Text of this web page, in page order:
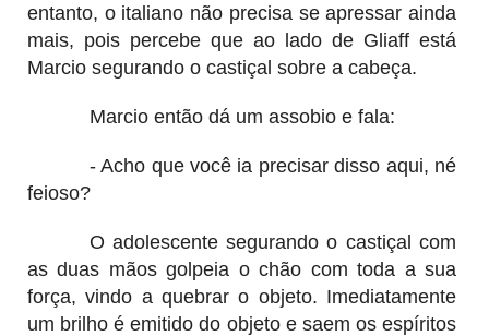
entanto, o italiano não precisa se apressar ainda
mais, pois percebe que ao lado de Gliaff está
Marcio segurando o castiçal sobre a cabeça.
Marcio então dá um assobio e fala:
- Acho que você ia precisar disso aqui, né
feioso?
O adolescente segurando o castiçal com
as duas mãos golpeia o chão com toda a sua
força, vindo a quebrar o objeto. Imediatamente
um brilho é emitido do objeto e saem os espíritos